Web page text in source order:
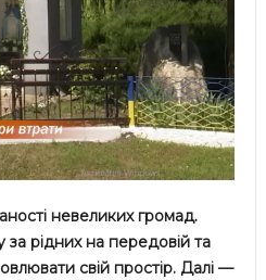
невеликих громад.
за рідних на передовій та
свій простір. Далі —